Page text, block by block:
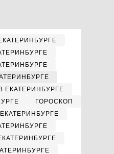
ЕКАТЕРИНБУРГЕ
ГОРОСКОП